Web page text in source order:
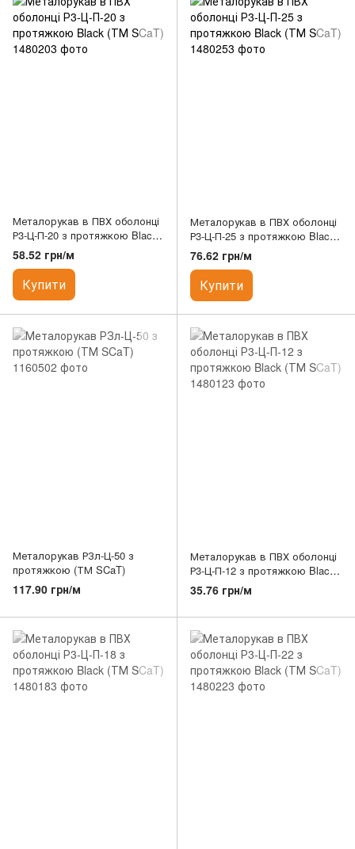
Металорукав в ПВХ оболонці
Р3-Ц-П-20 з протяжкою Black
(ТМ SCaT)
58.52 грн/м
Купити
Металорукав в ПВХ оболонці
Р3-Ц-П-25 з протяжкою Black
(ТМ SCaT)
76.62 грн/м
Купити
Металорукав РЗл-Ц-50 з
протяжкою (ТМ SCaT)
117.90 грн/м
Металорукав в ПВХ оболонці
Р3-Ц-П-12 з протяжкою Black
(ТМ SCaT)
35.76 грн/м